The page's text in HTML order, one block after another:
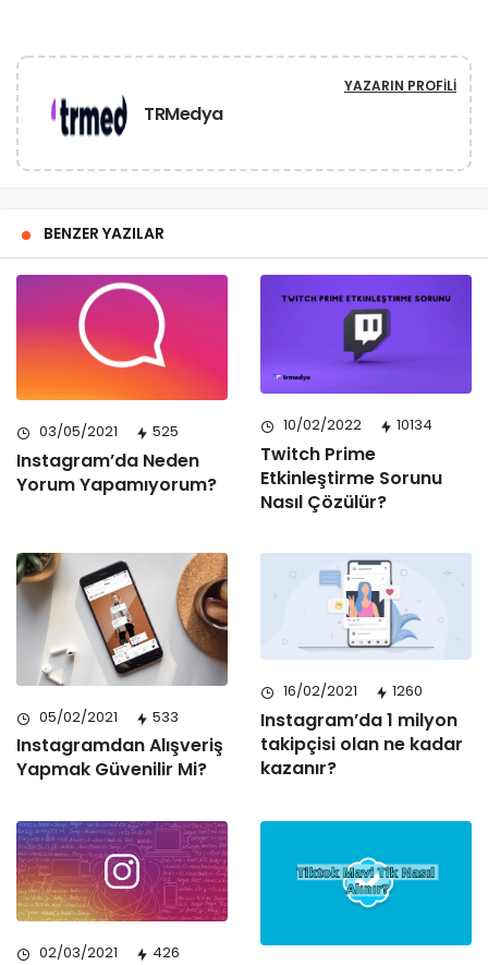
TRMedya
YAZARIN PROFILI
BENZER YAZILAR
03/05/2021 525
Instagram’da Neden
Yorum Yapamıyorum?
10/02/2022 10134
Twitch Prime
Etkinleştirme Sorunu
Nasıl Çözülür?
05/02/2021 533
Instagramdan Alışveriş
Yapmak Güvenilir Mi?
16/02/2021 1260
Instagram’da 1 milyon
takipçisi olan ne kadar
kazanır?
02/03/2021 426